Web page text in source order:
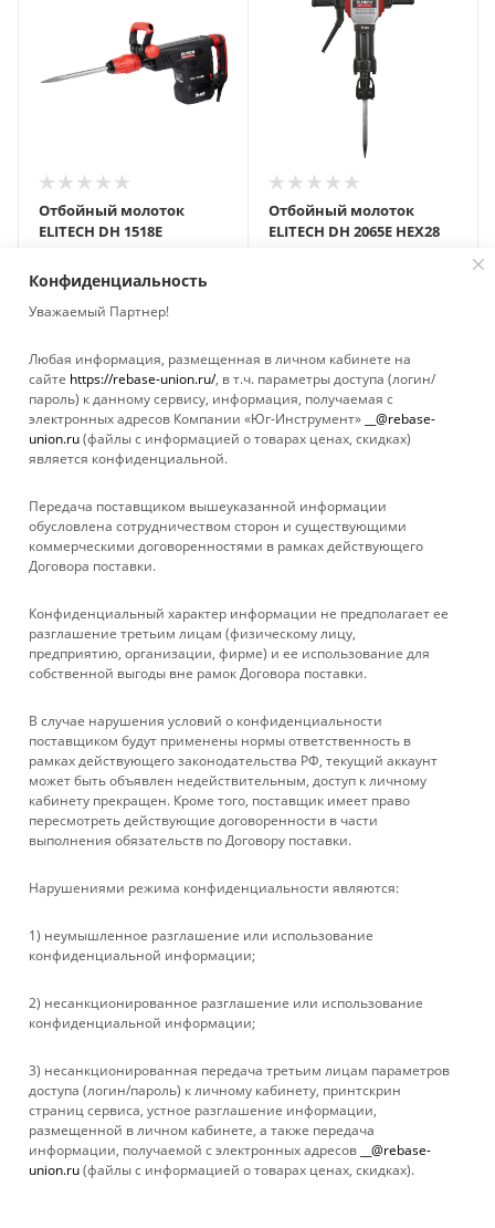
Отбойный молоток
ELITECH DH 1518E
Достаточно
Отбойный молоток
ELITECH DH 2065E HEX28
КАТАЛОГ
УСЛУГИ
БРЕНДЫ
КОМПАНИЯ
ИНФОРМАЦИЯ
ПОМОЩЬ
+ 7 861 272-88-88
company@rebase-union.ru
г. Краснодар, ул. Рашпилевская, д. 121
2026 © Rebase Union
Мы используем файлы cookie, разработанные нашими
специалистами и третьими лицами, для анализа событий на
нашем веб-сайте, что позволяет нам улучшать
взаимодействие с пользователями и обслуживание.
Продолжая просмотр страниц нашего сайта, вы принимаете
условия его использования. Более подробные сведения
Конфиденциальность
Уважаемый Партнер!
Любая информация, размещенная в личном кабинете на
сайте https://rebase-union.ru/, в т.ч. параметры доступа (логин/
пароль) к данному сервису, информация, получаемая с
электронных адресов Компании «Юг-Инструмент»
__@rebase-
union.ru(файлы с информацией о товарах ценах, скидках)
является конфиденциальной.
Передача поставщиком вышеуказанной информации
обусловлена сотрудничеством сторон и существующими
коммерческими договоренностями в рамках действующего
Договора поставки.
Конфиденциальный характер информации не предполагает ее
разглашение третьим лицам (физическому лицу,
предприятию, организации, фирме) и ее использование для
собственной выгоды вне рамок Договора поставки.
В случае нарушения условий о конфиденциальности
поставщиком будут применены нормы ответственность в
рамках действующего законодательства РФ, текущий аккаунт
может быть объявлен недействительным, доступ к личному
кабинету прекращен. Кроме того, поставщик имеет право
пересмотреть действующие договоренности в части
выполнения обязательств по Договору поставки.
Нарушениями режима конфиденциальности являются:
1) неумышленное разглашение или использование
конфиденциальной информации;
2) несанкционированное разглашение или использование
конфиденциальной информации;
3) несанкционированная передача третьим лицам параметров
доступа (логин/пароль) к личному кабинету, принтскрин
страниц сервиса, устное разглашение информации,
размещенной в личном кабинете, а также передача
информации, получаемой с электронных адресов
__@rebase-
union.ru(файлы с информацией о товарах ценах, скидках).